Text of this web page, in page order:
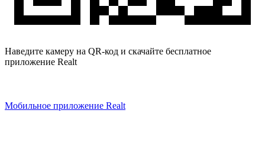
Наведите камеру на QR-код и скачайте бесплатное
приложение Realt
Мобильное приложение Realt